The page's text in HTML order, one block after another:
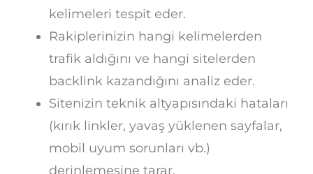
kelimeleri tespit eder.
Rakiplerinizin hangi kelimelerden
trafik aldığını ve hangi sitelerden
backlink kazandığını analiz eder.
Sitenizin teknik altyapısındaki hataları
(kırık linkler, yavaş yüklenen sayfalar,
mobil uyum sorunları vb.)
derinlemesine tarar.